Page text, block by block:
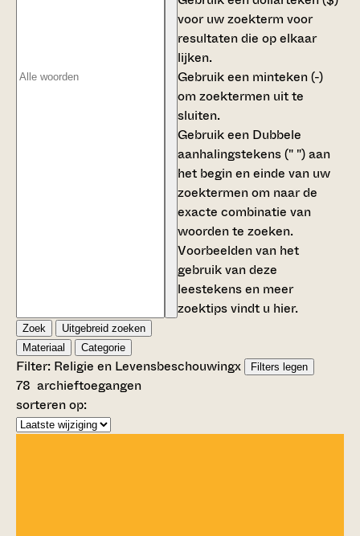
voor uw zoekterm voor
resultaten die op elkaar
lijken.
Gebruik een minteken (-)
om zoektermen uit te
sluiten.
Gebruik een Dubbele
aanhalingstekens (" ")aan
het begin en einde van uw
zoektermen om naar de
exacte combinatie van
woorden te zoeken.
Voorbeelden van het
gebruik van deze
leestekens en meer
zoektips vindt u hier.
Zoek
Uitgebreid zoeken
Materiaal
Categorie
Filter: Religie en Levensbeschouwingx Filters legen
78 archieftoegangen
sorteren op: